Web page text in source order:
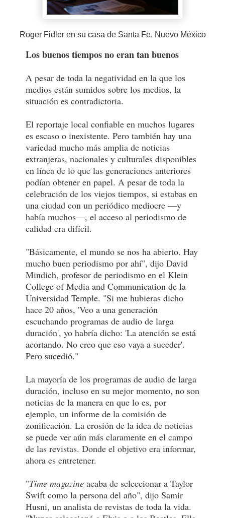
Roger Fidler en su casa de Santa Fe, Nuevo México
Los buenos tiempos no eran tan buenos
A pesar de toda la negatividad en la que los
medios están sumidos sobre los medios, la
situación es contradictoria.
El reportaje local confiable en muchos lugares
es escaso o inexistente. Pero también hay una
variedad mucho más amplia de noticias
extranjeras, nacionales y culturales disponibles
en línea de lo que las generaciones anteriores
podían obtener en papel. A pesar de toda la
celebración de los viejos tiempos, si estabas en
una ciudad con un periódico mediocre —y
había muchos—, el acceso al periodismo de
calidad era difícil.
"Básicamente, el mundo se nos ha abierto. Hay
mucho buen periodismo por ahí", dijo David
Mindich, profesor de periodismo en el Klein
College of Media and Communication de la
Universidad Temple. "Si me hubieras dicho
hace 20 años, 'Veo a una generación
escuchando programas de audio de larga
duración', yo habría dicho: 'La atención se está
acortando. No creo que eso vaya a suceder'.
Pero sucedió."
La mayoría de los programas de audio de larga
duración, incluso en su mejor momento, no son
noticias de la manera en que lo es, por
ejemplo, un informe de la comisión de
zonificación. La erosión de la idea de noticias
se puede ver aún más claramente en el campo
de las revistas. Donde el objetivo era informar,
ahora es entretener.
"Time magazine acaba de seleccionar a Taylor
Swift como la persona del año", dijo Samir
Husni, un analista de revistas de toda la vida.